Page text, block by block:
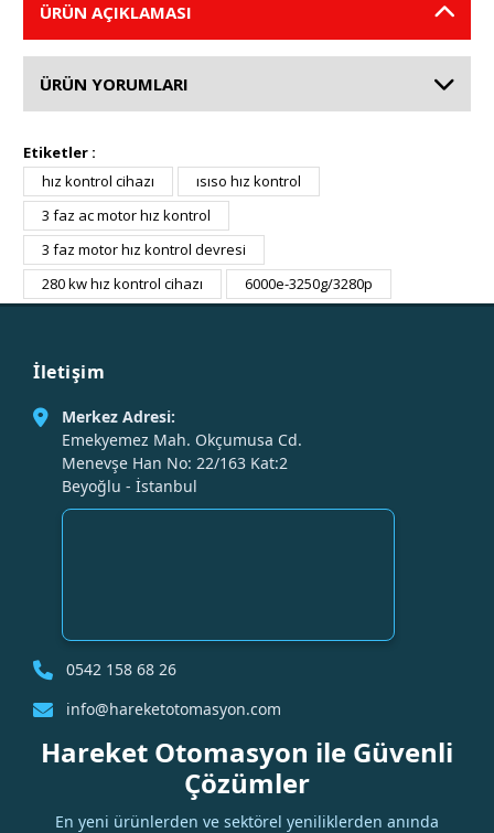
ÜRÜN AÇIKLAMASI
ÜRÜN YORUMLARI
Etiketler :
hız kontrol cihazı
ısıso hız kontrol
3 faz ac motor hız kontrol
3 faz motor hız kontrol devresi
280 kw hız kontrol cihazı
6000e-3250g/3280p
İletişim
Merkez Adresi:
Emekyemez Mah. Okçumusa Cd.
Menevşe Han No: 22/163 Kat:2
Beyoğlu - İstanbul
0542 158 68 26
info@hareketotomasyon.com
Hareket Otomasyon ile Güvenli
Çözümler
En yeni ürünlerden ve sektörel yeniliklerden anında